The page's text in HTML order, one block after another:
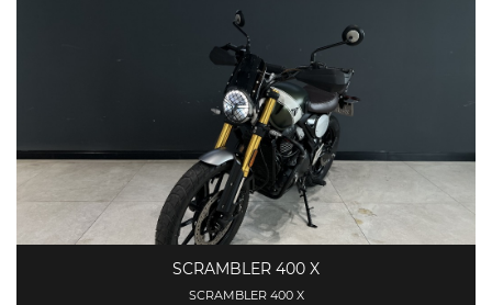
SCRAMBLER 400 X
SCRAMBLER 400 X